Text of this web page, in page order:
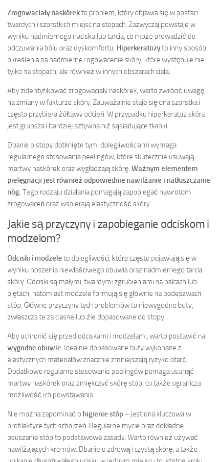
Zrogowaciały naskórekto problem, który objawia się w postaci
twardych i szorstkich miejsc na stopach. Zazwyczaj powstaje w
wyniku nadmiernego nacisku lub tarcia, co może prowadzić do
odczuwania bólu oraz dyskomfortu. Hiperkeratozyto inny sposób
określenia na nadmierne rogowacenie skóry, które występuje nie
tylko na stopach, ale również w innych obszarach ciała.
Aby zidentyfikować zrogowaciały naskórek, warto zwrócić uwagę
na zmiany w fakturze skóry. Zauważalnie staje się ona szorstka i
często przybiera żółtawy odcień. W przypadku hiperkeratoz skóra
jest grubsza i bardziej sztywna niż sąsiadujące tkanki.
Dbanie o stopy dotknięte tymi dolegliwościami wymaga
regularnego stosowania peelingów, które skutecznie usuwają
martwy naskórek oraz wygładzają skórę. Ważnym elementem
pielęgnacji jest również odpowiednie nawilżanie i natłuszczanie
nóg. Tego rodzaju działania pomagają zapobiegać nawrotom
zrogowaceń oraz wspierają elastyczność skóry.
Jakie są przyczyny i zapobieganie odciskom i
modzelom?
Odciski i modzele to dolegliwości, które często pojawiają się w
wyniku noszenia niewłaściwego obuwia oraz nadmiernego tarcia
skóry. Odciski są małymi, twardymi zgrubieniami na palcach lub
piętach, natomiast modzele formują się głównie na podeszwach
stóp. Główne przyczyny tych problemów to niewygodne buty,
zwłaszcza te za ciasne lub źle dopasowane do stopy.
Aby uchronić się przed odciskami i modzelami, warto postawić na
wygodne obuwie. Idealnie dopasowane buty wykonane z
elastycznych materiałów znacznie zmniejszają ryzyko otarć.
Dodatkowo regularne stosowanie peelingów pomaga usunąć
martwy naskórek oraz zmiękczyć skórę stóp, co także ogranicza
możliwość ich powstawania.
Nie można zapominać o higienie stóp – jest ona kluczowa w
profilaktyce tych schorzeń. Regularne mycie oraz dokładne
osuszanie stóp to podstawowe zasady. Warto również używać
nawilżających kremów. Dbanie o zdrową i czystą skórę, a także